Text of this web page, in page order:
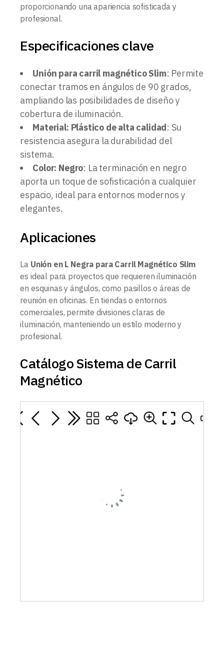
proporcionando una apariencia sofisticada y
profesional.
Especificaciones clave
Unión para carril magnético Slim: Permite
conectar tramos en ángulos de 90 grados,
ampliando las posibilidades de diseño y
cobertura de iluminación.
Material: Plástico de alta calidad: Su
resistencia asegura la durabilidad del
sistema.
Color: Negro: La terminación en negro
aporta un toque de sofisticación a cualquier
espacio, ideal para entornos modernos y
elegantes.
Aplicaciones
La Unión en L Negra para Carril Magnético Slim
es ideal para proyectos que requieren iluminación
en esquinas y ángulos, como pasillos o áreas de
reunión en oficinas. En tiendas o entornos
comerciales, permite divisiones claras de
iluminación, manteniendo un estilo moderno y
profesional.
Catálogo Sistema de Carril
Magnético